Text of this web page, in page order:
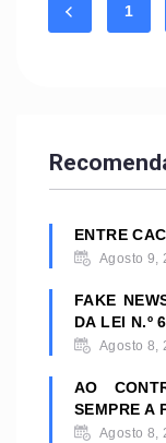
1
ENTRE
Agosto 9,
FAKE
DA LEI N.º
Agosto 8,
AO
SEMPRE A
Agosto 8,